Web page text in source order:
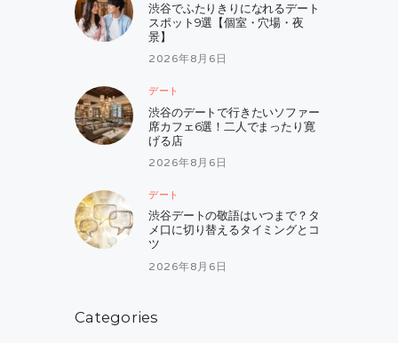
渋谷でふたりきりになれるデート
スポット9選【個室・穴場・夜
景】
2026年8月6日
デート
渋谷のデートで行きたいソファー
席カフェ6選！二人でまったり寛
げる店
2026年8月6日
デート
渋谷デートの敬語はいつまで？タ
メ口に切り替えるタイミングとコ
ツ
2026年8月6日
Categories